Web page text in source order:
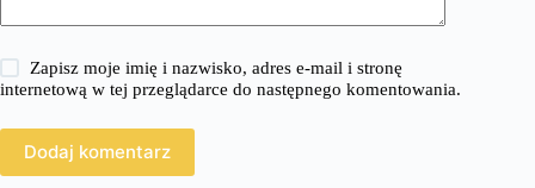
Zapisz moje imię i nazwisko, adres e-mail i stronę
internetową w tej przeglądarce do następnego komentowania.
Dodaj komentarz